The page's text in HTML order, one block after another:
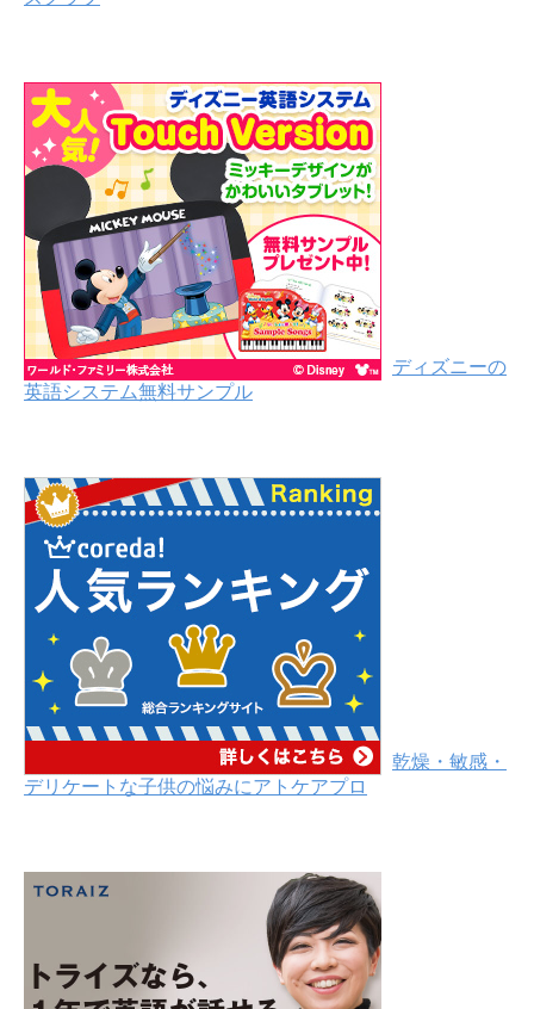
ディズニーの
英語システム無料サンプル
乾燥・敏感・
デリケートな子供の悩みにアトケアプロ